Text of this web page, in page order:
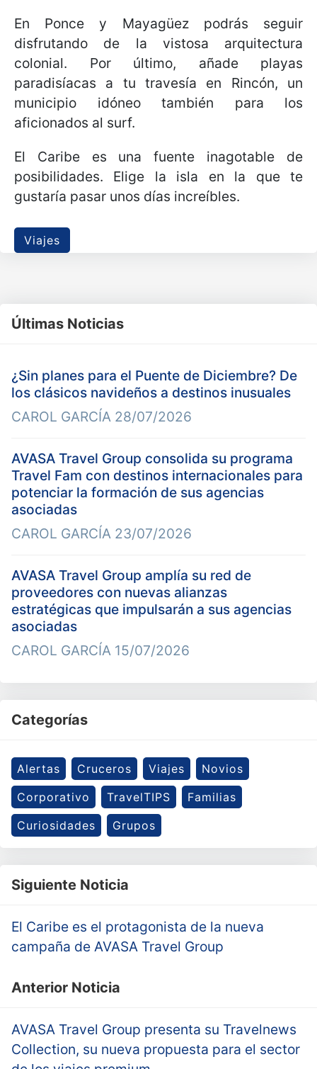
En Ponce y Mayagüez podrás seguir
disfrutando de la vistosa arquitectura
colonial. Por último, añade playas
paradisíacas a tu travesía en Rincón, un
municipio idóneo también para los
aficionados al surf.
El Caribe es una fuente inagotable de
posibilidades. Elige la isla en la que te
gustaría pasar unos días increíbles.
Viajes
Últimas Noticias
¿Sin planes para el Puente de Diciembre? De
los clásicos navideños a destinos inusuales
CAROL GARCÍA 28/07/2026
AVASA Travel Group consolida su programa
Travel Fam con destinos internacionales para
potenciar la formación de sus agencias
asociadas
CAROL GARCÍA 23/07/2026
AVASA Travel Group amplía su red de
proveedores con nuevas alianzas
estratégicas que impulsarán a sus agencias
asociadas
CAROL GARCÍA 15/07/2026
Categorías
Alertas Cruceros Viajes
Novios
Corporativo
TravelTIPS
Familias
Curiosidades
Grupos
Siguiente Noticia
El Caribe es el protagonista de la nueva
campaña de AVASA Travel Group
Anterior Noticia
AVASA Travel Group presenta su Travelnews
Collection, su nueva propuesta para el sector